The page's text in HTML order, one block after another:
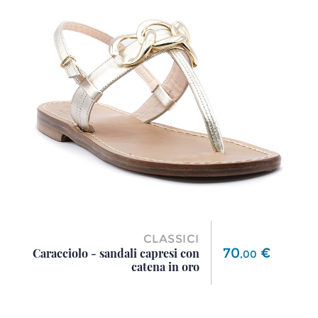
CLASSICI
Caracciolo - sandali capresi con
catena in oro
Prezzo
70,00 €